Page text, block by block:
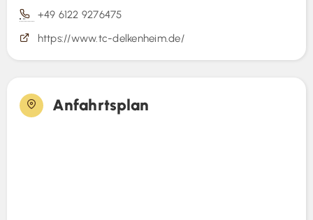
+49 6122 9276475
https://www.tc-delkenheim.de/
Anfahrtsplan